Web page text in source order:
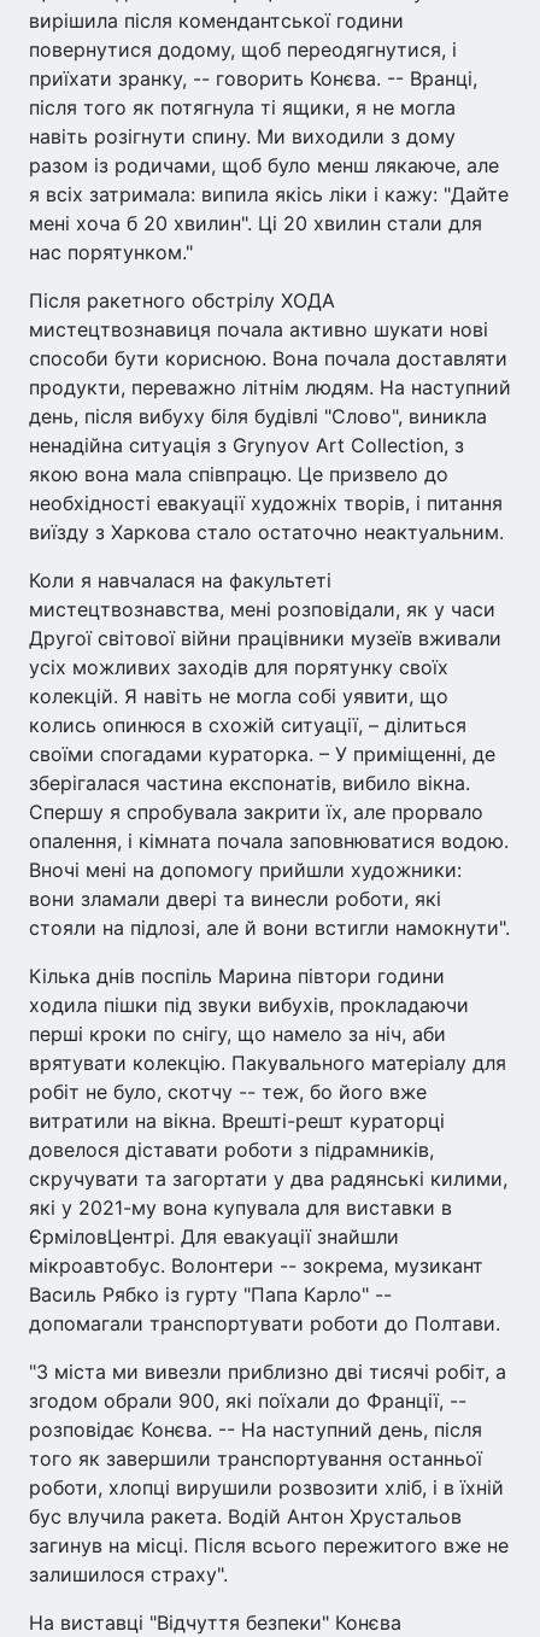
вирішила після комендантської години
повернутися додому, щоб переодягнутися, і
приїхати зранку, -- говорить Конєва. -- Вранці,
після того як потягнула ті ящики, я не могла
навіть розігнути спину. Ми виходили з дому
разом із родичами, щоб було менш лякаюче, але
я всіх затримала: випила якісь ліки і кажу: "Дайте
мені хоча б 20 хвилин". Ці 20 хвилин стали для
нас порятунком."
Після ракетного обстрілу ХОДА
мистецтвознавиця почала активно шукати нові
способи бути корисною. Вона почала доставляти
продукти, переважно літнім людям. На наступний
день, після вибуху біля будівлі "Слово", виникла
ненадійна ситуація з Grynyov Art Collection, з
якою вона мала співпрацю. Це призвело до
необхідності евакуації художніх творів, і питання
виїзду з Харкова стало остаточно неактуальним.
Коли я навчалася на факультеті
мистецтвознавства, мені розповідали, як у часи
Другої світової війни працівники музеїв вживали
усіх можливих заходів для порятунку своїх
колекцій. Я навіть не могла собі уявити, що
колись опинюся в схожій ситуації, – ділиться
своїми спогадами кураторка. – У приміщенні, де
зберігалася частина експонатів, вибило вікна.
Спершу я спробувала закрити їх, але прорвало
опалення, і кімната почала заповнюватися водою.
Вночі мені на допомогу прийшли художники:
вони зламали двері та винесли роботи, які
стояли на підлозі, але й вони встигли намокнути".
Кілька днів поспіль Марина півтори години
ходила пішки під звуки вибухів, прокладаючи
перші кроки по снігу, що намело за ніч, аби
врятувати колекцію. Пакувального матеріалу для
робіт не було, скотчу -- теж, бо його вже
витратили на вікна. Врешті-решт кураторці
довелося діставати роботи з підрамників,
скручувати та загортати у два радянські килими,
які у 2021-му вона купувала для виставки в
ЄрміловЦентрі. Для евакуації знайшли
мікроавтобус. Волонтери -- зокрема, музикант
Василь Рябко із гурту "Папа Карло" --
допомагали транспортувати роботи до Полтави.
"З міста ми вивезли приблизно дві тисячі робіт, а
згодом обрали 900, які поїхали до Франції, --
розповідає Конєва. -- На наступний день, після
того як завершили транспортування останньої
роботи, хлопці вирушили розвозити хліб, і в їхній
бус влучила ракета. Водій Антон Хрустальов
загинув на місці. Після всього пережитого вже не
залишилося страху".
На виставці "Відчуття безпеки" Конєва